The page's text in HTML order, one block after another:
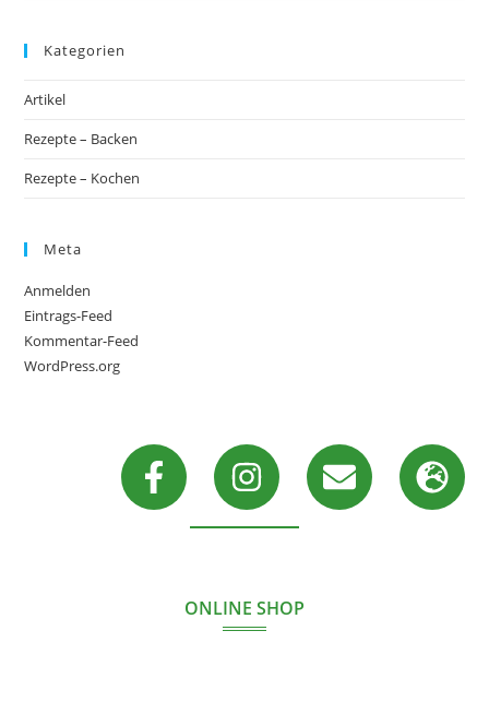
Kategorien
Artikel
Rezepte – Backen
Rezepte – Kochen
Meta
Anmelden
Eintrags-Feed
Kommentar-Feed
WordPress.org
ONLINE SHOP